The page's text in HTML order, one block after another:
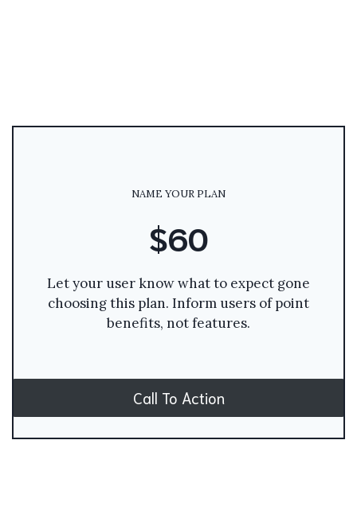
NAME YOUR PLAN
$60
Let your user know what to expect gone
choosing this plan. Inform users of point
benefits, not features.
Call To Action